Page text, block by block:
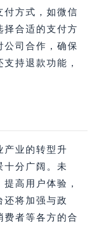
付方式，如微信
择合适的支付方
公司合作，确保
持退款功能，
产业的转型升
十分广阔。未
高用户体验，
还将加强与政
费者等各方的合